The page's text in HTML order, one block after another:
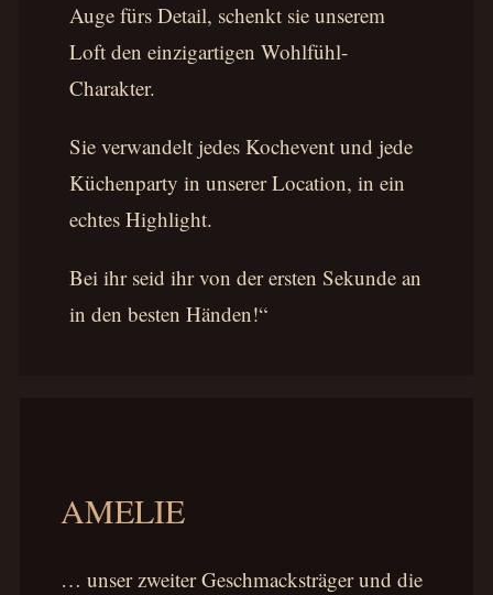
Auge fürs Detail, schenkt sie unserem
Loft den einzigartigen Wohlfühl-
Charakter.
Sie verwandelt jedes Kochevent und jede
Küchenparty in unserer Location, in ein
echtes Highlight.
Bei ihr seid ihr von der ersten Sekunde an
in den besten Händen!“
AMELIE
… unser zweiter Geschmacksträger und die